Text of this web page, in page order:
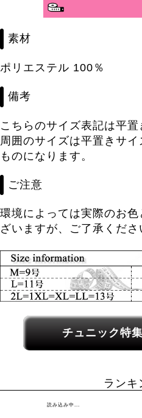
分かりやすい
素材
ポリエステル 100％
備考
こちらのサイズ表記は平置
周囲のサイズは平置きサ
ものになります。
ご注意
環境によっては実際のお
ざいますが、ご了承くださ
関連カテゴリーへのリンク
チュニック特
ランキ
読み込み中...